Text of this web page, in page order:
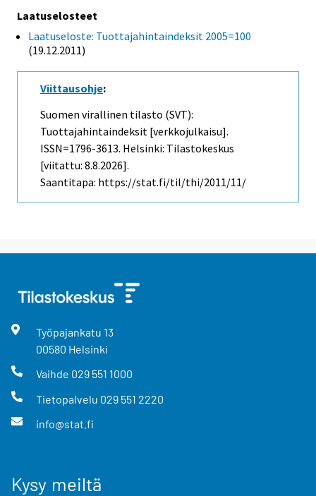
Laatuselosteet
Laatuseloste: Tuottajahintaindeksit 2005=100
(19.12.2011)
Viittausohje:
Suomen virallinen tilasto (SVT):
Tuottajahintaindeksit [verkkojulkaisu].
ISSN=1796-3613. Helsinki: Tilastokeskus
[viitattu: 8.8.2026].
Saantitapa: https://stat.fi/til/thi/2011/11/
Työpajankatu 13
00580 Helsinki
Vaihde 029 551 1000
Tietopalvelu 029 551 2220
info@stat.fi
Kysy meiltä